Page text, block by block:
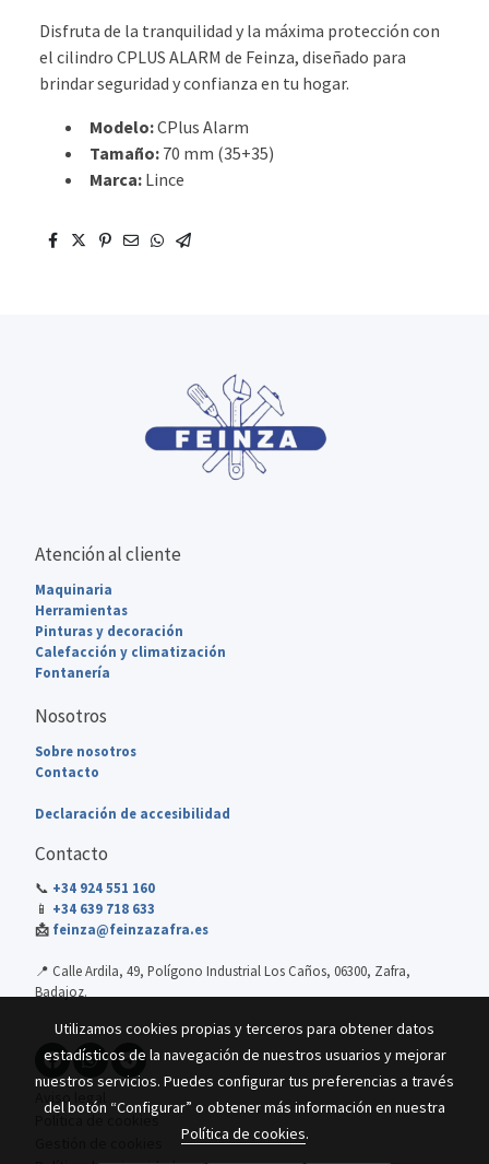
Disfruta de la tranquilidad y la máxima protección con
el cilindro CPLUS ALARM de Feinza, diseñado para
brindar seguridad y confianza en tu hogar.
Modelo:CPlus Alarm
Tamaño: 70 mm (35+35)
Marca: Lince
Atención al cliente
Maquinaria
Herramientas
Pinturas y decoración
Calefacción y climatización
Fontanería
Nosotros
Sobre nosotros
Contacto
Declaración de accesibilidad
Contacto
📞 +34 924 551 160
📱 +34 639 718 633
📩 feinza@feinzazafra.es
📍 Calle Ardila, 49, Polígono Industrial Los Caños, 06300, Zafra,
Badajoz.
Aviso legal
Política de cookies
Utilizamos cookies propias y terceros para obtener datos
estadísticos de la navegación de nuestros usuarios y mejorar
nuestros servicios. Puedes configurar tus preferencias a través
del botón “Configurar” o obtener más información en nuestra
Política de cookies.